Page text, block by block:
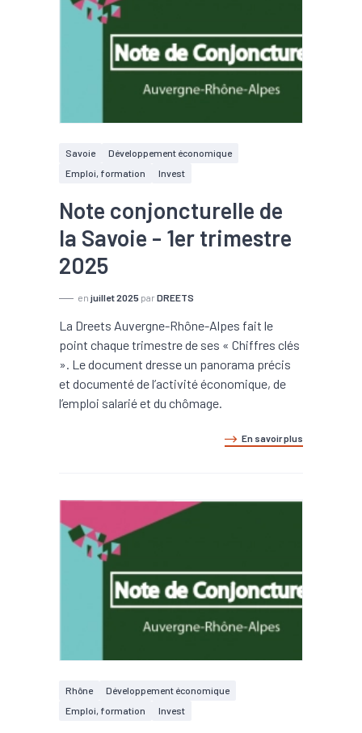
Savoie
Développement économique
Emploi, formation
Invest
Note conjoncturelle de
la Savoie - 1er trimestre
2025
en juillet 2025 par DREETS
La Dreets Auvergne-Rhône-Alpes fait le
point chaque trimestre de ses « Chiffres clés
». Le document dresse un panorama précis
et documenté de l’activité économique, de
l’emploi salarié et du chômage.
En savoir plus
Rhône
Développement économique
Emploi, formation
Invest